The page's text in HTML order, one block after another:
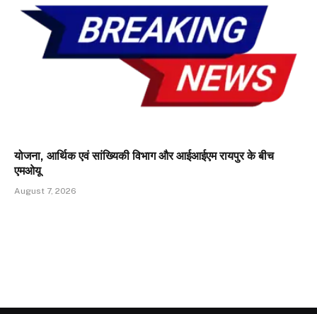
योजना, आर्थिक एवं सांख्यिकी विभाग और आईआईएम रायपुर के बीच
एमओयू
August 7, 2026